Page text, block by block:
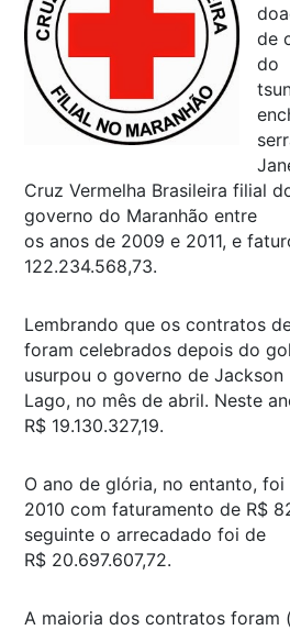
de
do
Cruz Vermelha Brasileira filial
governo do Maranhão entre
os anos de 2009 e 2011, e
122.234.568,73.
Lembrando que os contratos
foram celebrados depois do
usurpou o governo de Jackson
Lago, no mês de abril. Neste
R$ 19.130.327,19.
O ano de glória, no entanto, foi
2010 com faturamento de R$
seguinte o arrecadado foi de
R$ 20.697.607,72.
A maioria dos contratos foram